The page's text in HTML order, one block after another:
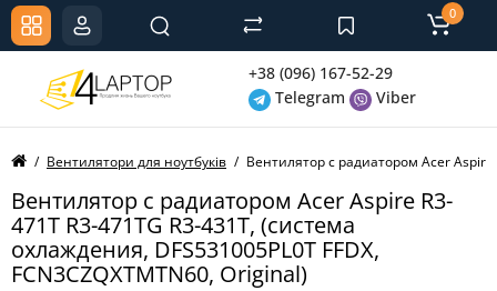
+38 (096) 167-52-29
Telegram
Viber
0
Вентилятори для ноутбуків Вентилятор с радиатором Acer Aspire
Вентилятор с радиатором Acer Aspire R3-
471T R3-471TG R3-431T, (система
охлаждения, DFS531005PL0T FFDX,
FCN3CZQXTMTN60, Original)